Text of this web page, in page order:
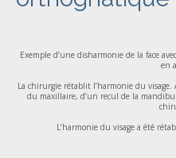
Exemple d’une disharmonie de la face
en
La chirurgie rétablit l’harmonie du visage.
du maxillaire, d’un recul de la
L’harmonie du visage a été